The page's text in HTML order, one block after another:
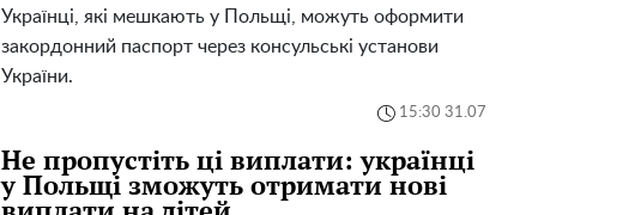
Українці, які мешкають у Польщі, можуть оформити
закордонний паспорт через консульські установи
України.
15:30 31.07
Не пропустіть ці виплати: українці
у Польщі зможуть отримати нові